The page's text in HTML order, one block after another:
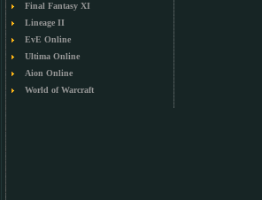
Final Fantasy XI
Lineage II
EvE Online
Ultima Online
Aion Online
World of Warcraft